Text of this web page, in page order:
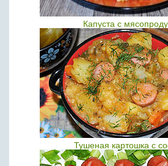
Капуста с
Тушеная картошка с